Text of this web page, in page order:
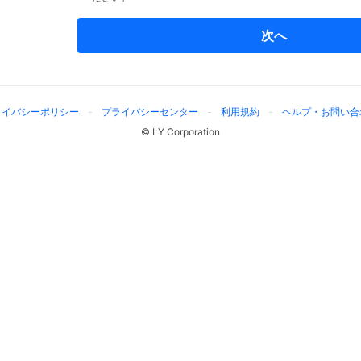
次へ
バシーポリシー プライバシーセンター 利用規約
ヘルプ・お問い
© LY Corporation